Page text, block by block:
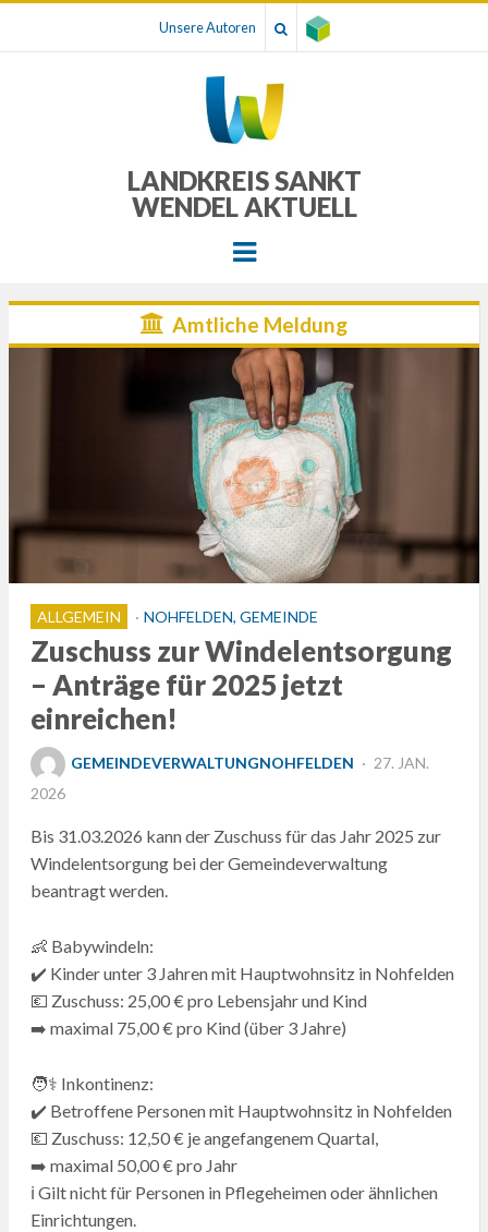
Unsere Autoren
LANDKREIS SANKT
WENDEL AKTUELL
Menu
Amtliche Meldung
ALLGEMEIN NOHFELDEN, GEMEINDE
Zuschuss zur Windelentsorgung
– Anträge für 2025 jetzt
einreichen!
GEMEINDEVERWALTUNGNOHFELDEN
POSTED
27. JAN.
2026
Bis 31.03.2026 kann der Zuschuss für das Jahr 2025 zur
Windelentsorgung bei der Gemeindeverwaltung
beantragt werden.
👶 Babywindeln:
✔️ Kinder unter 3 Jahren mit Hauptwohnsitz in Nohfelden
💶 Zuschuss: 25,00 € pro Lebensjahr und Kind
➡️ maximal 75,00 € pro Kind (über 3 Jahre)
🧑⚕️ Inkontinenz:
✔️ Betroffene Personen mit Hauptwohnsitz in Nohfelden
💶 Zuschuss: 12,50 € je angefangenem Quartal,
➡️ maximal 50,00 € pro Jahr
ℹ️ Gilt nicht für Personen in Pflegeheimen oder ähnlichen
Einrichtungen.